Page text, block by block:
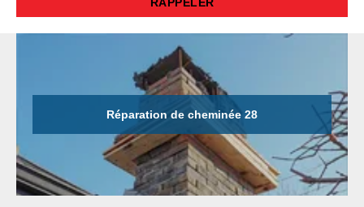
Réparation de cheminée 28